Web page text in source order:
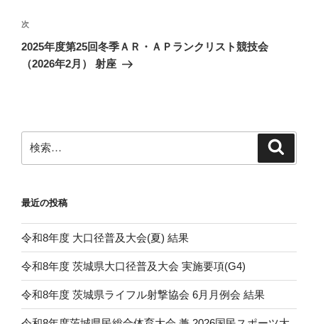
ゲ
ー
シ
次
の
投
次
2025年度第25回冬季ＡＲ・ＡＰランクリスト競技会
（2026年2月） 射座
索:
最近の投稿
令和8年度 大口径普及大会(夏) 結果
令和8年度 茨城県大口径普及大会 実施要項(G4)
令和8年度 茨城県ライフル射撃協会 6月月例会 結果